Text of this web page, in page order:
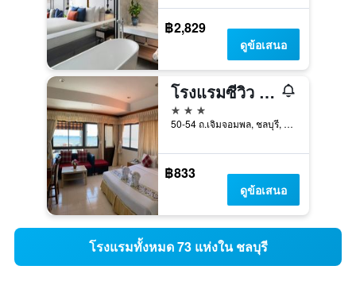
฿2,829
ดูข้อเสนอ
โรงแรมซีวิว ศรีราชา
3 ดาว
50-54 ถ.เจิมจอมพล, ชลบุรี, ประเทศไทย
฿833
ดูข้อเสนอ
โรงแรมทั้งหมด 73 แห่งใน ชลบุรี